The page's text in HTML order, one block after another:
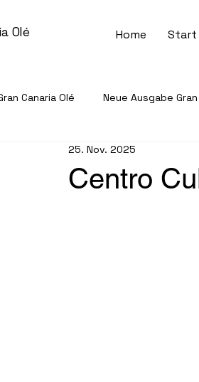
Olé Home Start
Canaria Olé Neue Ausgabe
Gemeinschaft & Gesellschaft
Centro
25. Nov. 2025